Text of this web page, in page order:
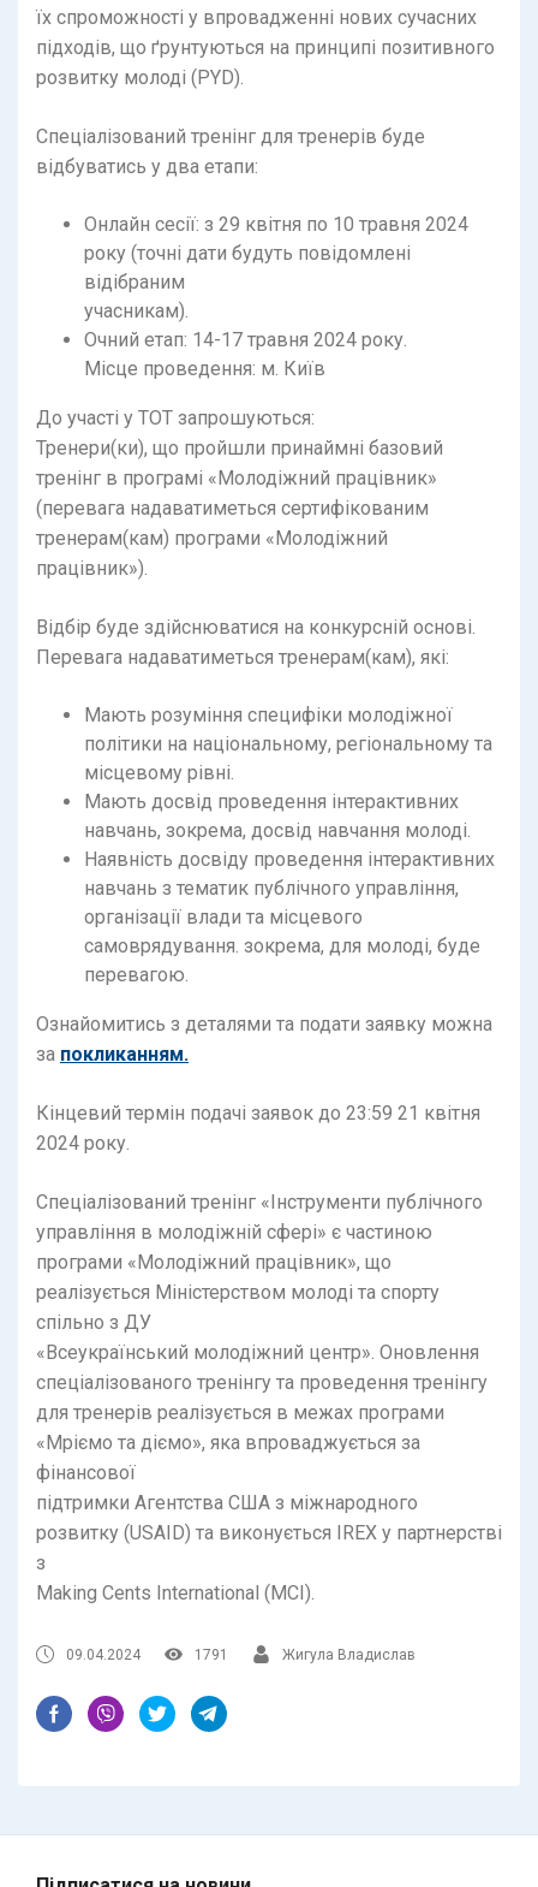
їх спроможності у впровадженні нових сучасних
підходів, що ґрунтуються на принципі позитивного
розвитку молоді (PYD).
Спеціалізований тренінг для тренерів буде
відбуватись у два етапи:
Онлайн сесії: з 29 квітня по 10 травня 2024
року (точні дати будуть повідомлені
відібраним
учасникам).
Очний етап: 14-17 травня 2024 року.
Місце проведення: м. Київ
До участі у ТОТ запрошуються:
Тренери(ки), що пройшли принаймні базовий
тренінг в програмі «Молодіжний працівник»
(перевага надаватиметься сертифікованим
тренерам(кам) програми «Молодіжний
працівник»).
Відбір буде здійснюватися на конкурсній основі.
Перевага надаватиметься тренерам(кам), які:
Мають розуміння специфіки молодіжної
політики на національному, регіональному та
місцевому рівні.
Мають досвід проведення інтерактивних
навчань, зокрема, досвід навчання молоді.
Наявність досвіду проведення інтерактивних
навчань з тематик публічного управління,
організації влади та місцевого
самоврядування. зокрема, для молоді, буде
перевагою.
Ознайомитись з деталями та подати заявку можна
за покликанням.
Кінцевий термін подачі заявок до 23:59 21 квітня
2024 року.
Спеціалізований тренінг «Інструменти публічного
управління в молодіжній сфері» є частиною
програми «Молодіжний працівник», що
реалізується Міністерством молоді та спорту
спільно з ДУ
«Всеукраїнський молодіжний центр». Оновлення
спеціалізованого тренінгу та проведення тренінгу
для тренерів реалізується в межах програми
«Мріємо та діємо», яка впроваджується за
фінансової
підтримки Агентства США з міжнародного
розвитку (USAID) та виконується IREX у партнерстві
з
Making Cents International (MCI).
09.04.2024 1791 Жигула Владислав